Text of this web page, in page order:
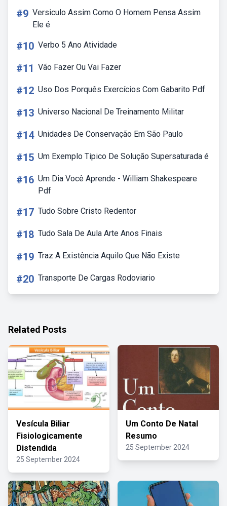
#9 Versiculo Assim Como O Homem Pensa Assim
Ele é
#10 Verbo 5 Ano Atividade
#11 Vão Fazer Ou Vai Fazer
#12 Uso Dos Porquês Exercícios Com Gabarito Pdf
#13 Universo Nacional De Treinamento Militar
#14 Unidades De Conservação Em São Paulo
#15 Um Exemplo Tipico De Solução Supersaturada é
#16 Um Dia Você Aprende - William Shakespeare
Pdf
#17 Tudo Sobre Cristo Redentor
#18 Tudo Sala De Aula Arte Anos Finais
#19 Traz A Existência Aquilo Que Não Existe
#20 Transporte De Cargas Rodoviario
Related Posts
Vesícula Biliar
Fisiologicamente
Distendida
25 September 2024
Um Conto De Natal
Resumo
25 September 2024